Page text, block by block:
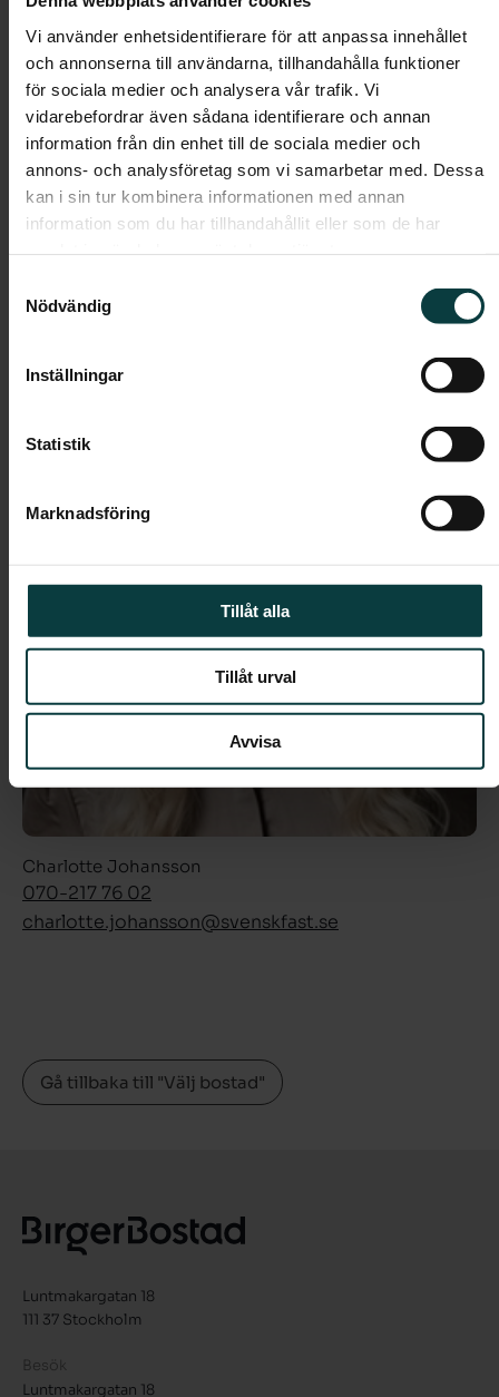
Vi använder enhetsidentifierare för att anpassa innehållet
och annonserna till användarna, tillhandahålla funktioner
för sociala medier och analysera vår trafik. Vi
vidarebefordrar även sådana identifierare och annan
information från din enhet till de sociala medier och
annons- och analysföretag som vi samarbetar med. Dessa
kan i sin tur kombinera informationen med annan
information som du har tillhandahållit eller som de har
Nödvändig
Inställningar
Statistik
Marknadsföring
Tillåt alla
Tillåt urval
Avvisa
stor skjutdörrsgarderob . Lägenheten har
genomgående parkettgolv i ek, vitmålade väggar,
fönsterbänkar i natursten och vita släta innerdörrar.
Boendeform: Bostadsrätt
Boarea:
82 kvm
Våning: 1
Avgift: 5 392 kr/mån
Charlotte Johansson
070-217 76 02
charlotte.johansson­@svenskfast.se
Gå tillbaka till "Välj bostad"
Luntmakargatan 18
111 37 Stockholm
Besök
Luntmakargatan 18